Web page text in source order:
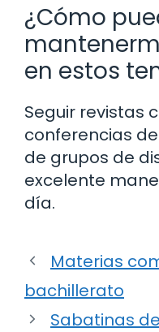
¿Cómo
en estos
Seguir revistas
conferencias
de grupos de
excelente
día.
Materias
bachillerato
Sabatinas